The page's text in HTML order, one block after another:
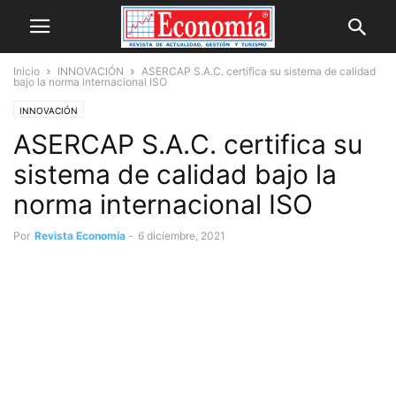
Inicio INNOVACIÓN
ASERCAP S.A.C. certifica su sistema de calidad
bajo la norma internacional ISO
INNOVACIÓN
ASERCAP S.A.C. certifica su
sistema de calidad bajo la
norma internacional ISO
Por Revista Economía - 6 diciembre, 2021